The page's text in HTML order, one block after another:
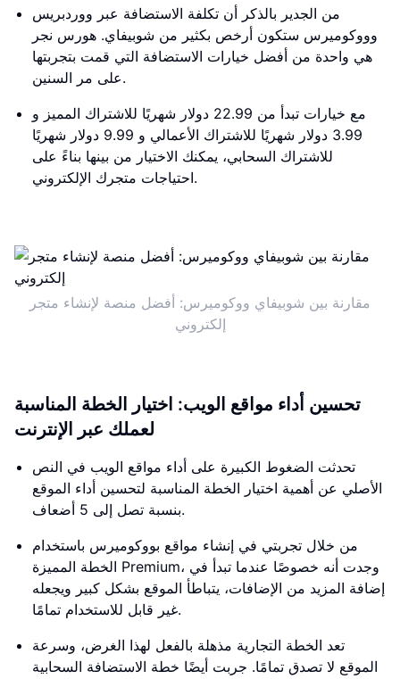
من الجدير بالذكر أن تكلفة الاستضافة عبر ووردبريس
وووكوميرس ستكون أرخص بكثير من شوبيفاي. هورس نجر
هي واحدة من أفضل خيارات الاستضافة التي قمت بتجربتها
على مر السنين.
مع خيارات تبدأ من 22.99 دولار شهريًا للاشتراك المميز و
3.99 دولار شهريًا للاشتراك الأعمالي و 9.99 دولار شهريًا
للاشتراك السحابي، يمكنك الاختيار من بينها بناءً على
احتياجات متجرك الإلكتروني.
مقارنة بين شوبيفاي ووكوميرس: أفضل منصة لإنشاء متجر
إلكتروني
تحسين أداء مواقع الويب: اختيار الخطة المناسبة
لعملك عبر الإنترنت
تحدثت الضغوط الكبيرة على أداء مواقع الويب في النص
الأصلي عن أهمية اختيار الخطة المناسبة لتحسين أداء الموقع
بنسبة تصل إلى 5 أضعاف.
من خلال تجربتي في إنشاء مواقع بووكوميرس باستخدام
الخطة المميزة Premium، وجدت أنه خصوصًا عندما تبدأ في
إضافة المزيد من الإضافات، يتباطأ الموقع بشكل كبير ويجعله
غير قابل للاستخدام تمامًا.
تعد الخطة التجارية مذهلة بالفعل لهذا الغرض، وسرعة
الموقع لا تصدق تمامًا. جربت أيضًا خطة الاستضافة السحابية